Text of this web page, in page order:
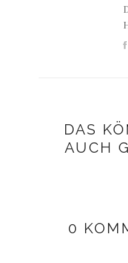
DAS
AUCH
0